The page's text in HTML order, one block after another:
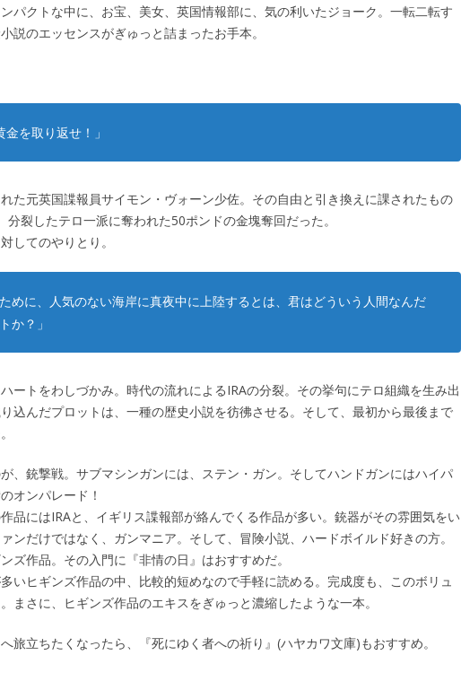
パクトな中に、お宝、美女、英国情報部に、気の利いたジョーク。一転二転す
説のエッセンスがぎゅっと詰まったお手本。
金を取り返せ！」
た元英国諜報員サイモン・ヴォーン少佐。その自由と引き換えに課されたもの
裂したテロ一派に奪われた50ポンドの金塊奪回だった。
してのやりとり。
めに、人気のない海岸に真夜中に上陸するとは、君はどういう人間なんだ
か？」
ートをわしづかみ。時代の流れによるIRAの分裂。その挙句にテロ組織を生み出
込んだプロットは、一種の歴史小説を彷彿させる。そして、最初から最後まで
、銃撃戦。サブマシンガンには、ステン・ガン。そしてハンドガンにはハイパ
オンパレード！
品にはIRAと、イギリス諜報部が絡んでくる作品が多い。銃器がその雰囲気をい
ンだけではなく、ガンマニア。そして、冒険小説、ハードボイルド好きの方。
ズ作品。その入門に『非情の日』はおすすめだ。
いヒギンズ作品の中、比較的短めなので手軽に読める。完成度も、このボリュ
まさに、ヒギンズ作品のエキスをぎゅっと濃縮したような一本。
旅立ちたくなったら、『死にゆく者への祈り』(ハヤカワ文庫)もおすすめ。